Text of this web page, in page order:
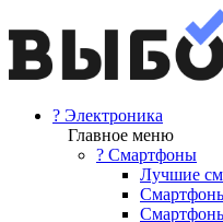
? Электроника
Главное меню
? Смартфоны
Лучшие